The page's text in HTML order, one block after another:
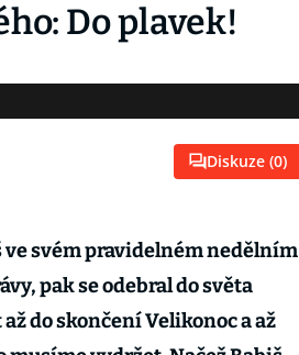
Do plavek!
Diskuze (0)
svém pravidelném nedělním
pak se odebral do světa
do skončení Velikonoc a až